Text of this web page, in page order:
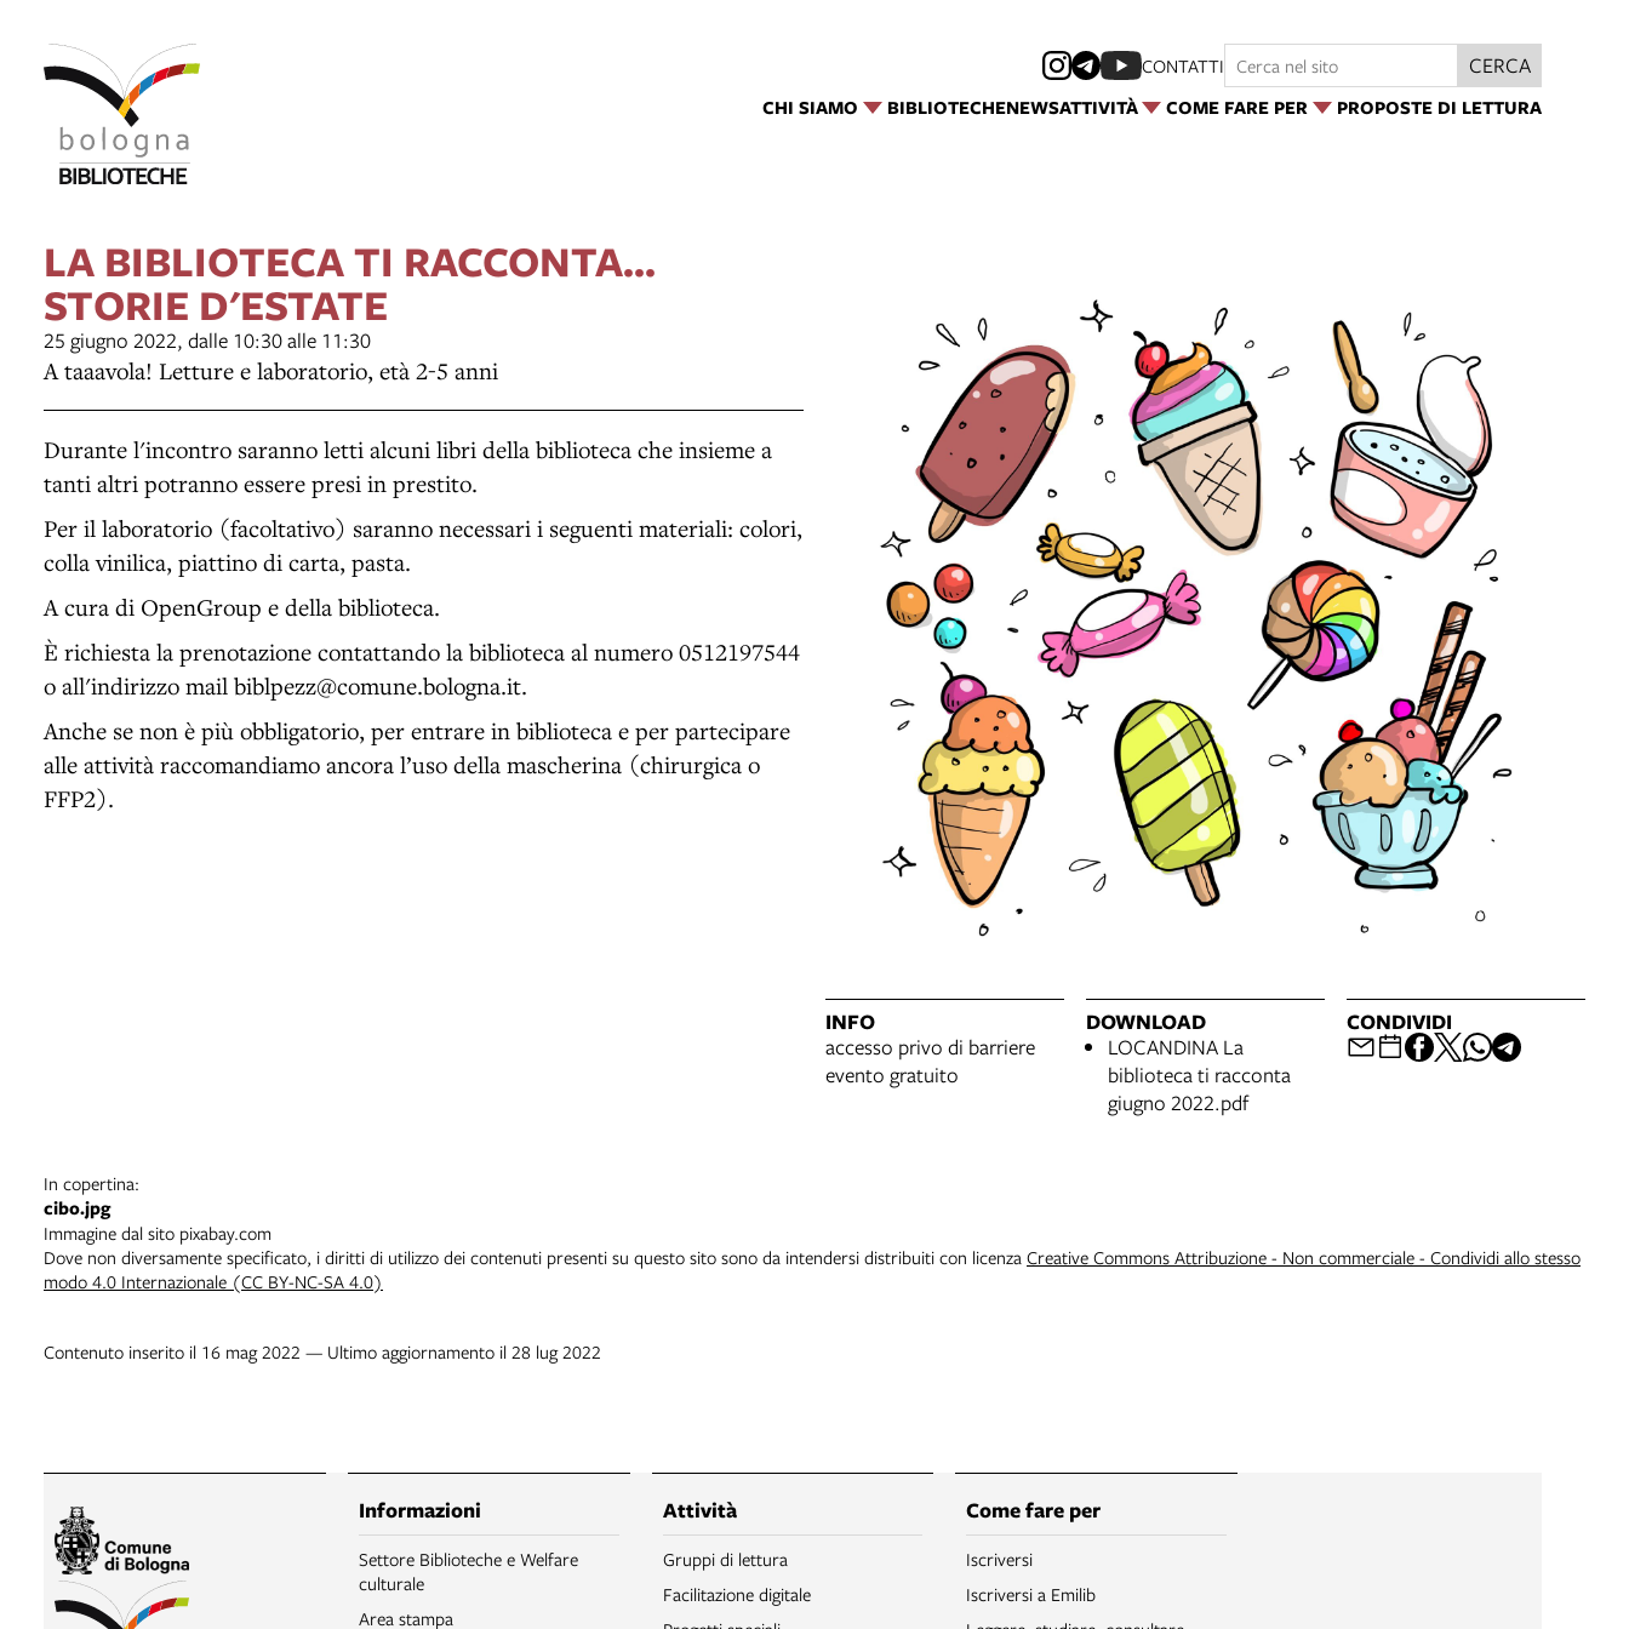
CHI SIAMO BIBLIOTECHENEWSATTIVITÀ COME FARE PER PROPOSTE DI LETTURA
CONTATTI CERCA
LA BIBLIOTECA TI RACCONTA...
STORIE D'ESTATE
25 giugno 2022, dalle 10:30 alle 11:30
A taaavola! Letture e laboratorio, età 2-5 anni
Durante l'incontro saranno letti alcuni libri della biblioteca che insieme a
tanti altri potranno essere presi in prestito.
Per il laboratorio (facoltativo) saranno necessari i seguenti materiali: colori,
colla vinilica, piattino di carta, pasta.
A cura di OpenGroup e della biblioteca.
È richiesta la prenotazione contattando la biblioteca al numero 0512197544
o all'indirizzo mail biblpezz@comune.bologna.it.
Anche se non è più obbligatorio, per entrare in biblioteca e per partecipare
alle attività raccomandiamo ancora l’uso della mascherina (chirurgica o
FFP2).
INFO
accesso privo di barriere
evento gratuito
DOWNLOAD
LOCANDINA La
biblioteca ti racconta
giugno 2022.pdf
CONDIVIDI
In copertina:
cibo.jpg
Immagine dal sito pixabay.com
Dove non diversamente specificato, i diritti di utilizzo dei contenuti presenti su questo sito sono da intendersi distribuiti con licenza Creative Commons Attribuzione - Non commerciale - Condividi allo stesso
modo 4.0 Internazionale (CC BY-NC-SA 4.0)
Contenuto inserito il 16 mag 2022 — Ultimo aggiornamento il 28 lug 2022
Informazioni
Settore Biblioteche e Welfare
culturale
Area stampa
Attività
Gruppi di lettura
Facilitazione digitale
Come fare per
Iscriversi
Iscriversi a Emilib